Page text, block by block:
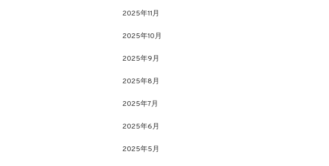
2025年11月
2025年10月
2025年9月
2025年8月
2025年7月
2025年6月
2025年5月